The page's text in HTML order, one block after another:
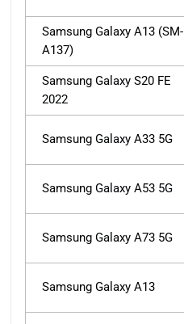
Samsung Galaxy A13 (SM-
A137)
Samsung Galaxy S20 FE
2022
Samsung Galaxy A33 5G
Samsung Galaxy A53 5G
Samsung Galaxy A73 5G
Samsung Galaxy A13